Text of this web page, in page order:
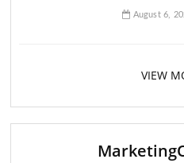
August 6,
VIEW